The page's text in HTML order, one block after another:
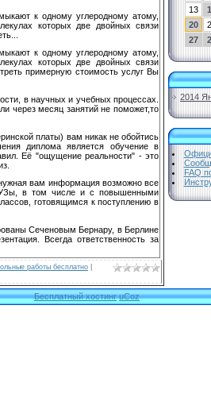
к одному углеродному атому,
которых две двойных связи
к одному углеродному атому,
которых две двойных связи
примерную стоимость услуг Вы
в научных и учебных процессах.
через месяц занятий не поможет,то
платы) вам никак не обойтись
диплома является обучение в
Её "ощущение реальности" - это
нужная вам информация возможно все
в том числе и с повышенными
готовящимся к поступлению в
Сеченовым Бернару, в Берлине
Всегда ответственность за
работы бесплатно
13
20
27
2014
FAQ
Бесплатный хостинг uCoz